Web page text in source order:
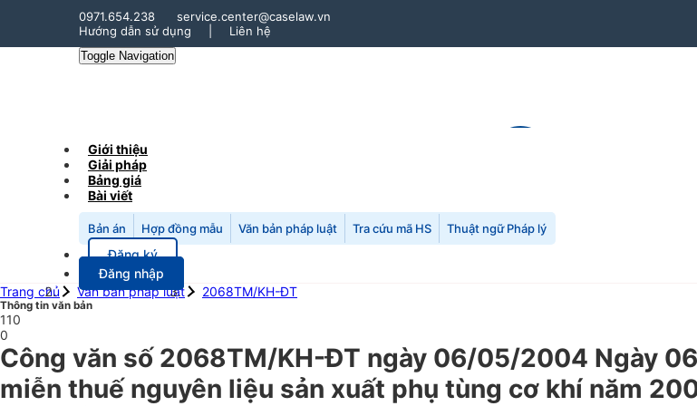
0971.654.238
service.center@caselaw.vn
Hướng dẫn sử dụng
Liên hệ
Toggle Navigation
Giới thiệu
Giải pháp
Bảng giá
Bài viết
Bản án Hợp đồng mẫu Văn bản pháp luật Tra cứu mã HS Thuật ngữ Pháp lý
Đăng ký
Đăng nhập
Trang chủ
Văn bản pháp luật 2068TM/KH-ĐT
Thông tin văn bản
110
0
Công văn số 2068TM/KH-ĐT ngày 06/05/2004 Ngày
miễn thuế nguyên liệu sản xuất phụ tùng cơ khí năm